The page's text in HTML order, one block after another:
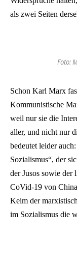
als zwei Seiten
Foto:
Schon Karl Marx
Kommunistische
weil nur sie die
aller, und nicht nur
bedeutet leider
Sozialismus“, der
der Jusos sowie der
CoVid-19 von
Keim der
im Sozialismus die